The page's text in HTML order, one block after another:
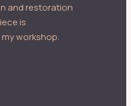
and restoration
is
workshop.